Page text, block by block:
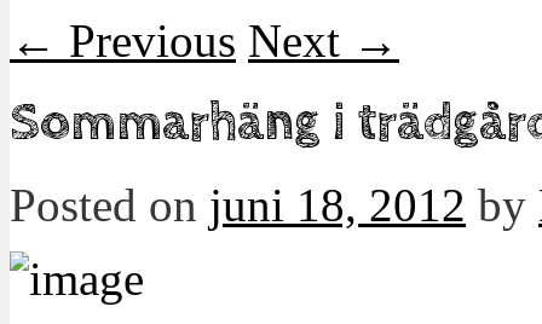
← Previous Next →
Sommarhäng i
Posted on juni 18, 2012 by